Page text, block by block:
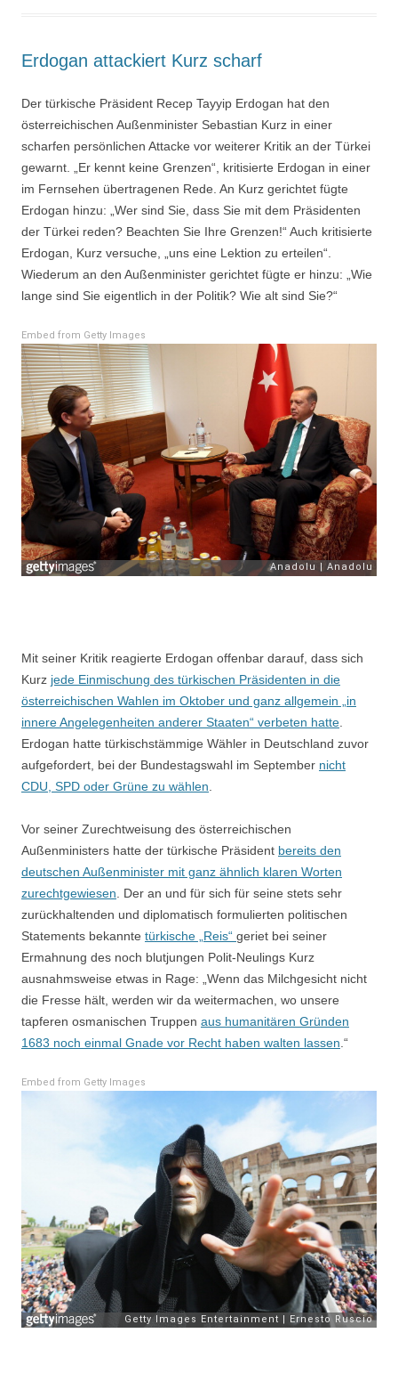
Erdogan attackiert Kurz scharf
Der türkische Präsident Recep Tayyip Erdogan hat den
österreichischen Außenminister Sebastian Kurz in einer
scharfen persönlichen Attacke vor weiterer Kritik an der Türkei
gewarnt. „Er kennt keine Grenzen“, kritisierte Erdogan in einer
im Fernsehen übertragenen Rede. An Kurz gerichtet fügte
Erdogan hinzu: „Wer sind Sie, dass Sie mit dem Präsidenten
der Türkei reden? Beachten Sie Ihre Grenzen!“ Auch kritisierte
Erdogan, Kurz versuche, „uns eine Lektion zu erteilen“.
Wiederum an den Außenminister gerichtet fügte er hinzu: „Wie
lange sind Sie eigentlich in der Politik? Wie alt sind Sie?“
Embed from Getty Images
Mit seiner Kritik reagierte Erdogan offenbar darauf, dass sich
Kurz jede Einmischung des türkischen Präsidenten in die
österreichischen Wahlen im Oktober und ganz allgemein „in
innere Angelegenheiten anderer Staaten“ verbeten hatte
Erdogan hatte türkischstämmige Wähler in Deutschland zuvor
aufgefordert, bei der Bundestagswahl im September nicht
CDU, SPD oder Grüne zu wählen
Vor seiner Zurechtweisung des österreichischen
Außenministers hatte der türkische Präsident bereits den
deutschen Außenminister mit ganz ähnlich klaren Worten
zurechtgewiesen . Der an und für sich für seine stets sehr
zurückhaltenden und diplomatisch formulierten politischen
Statements bekannte türkische „Reis“ geriet bei seiner
Ermahnung des noch blutjungen Polit-Neulings Kurz
ausnahmsweise etwas in Rage: „Wenn das Milchgesicht nicht
die Fresse hält, werden wir da weitermachen, wo unsere
tapferen osmanischen Truppen aus humanitären Gründen
1683 noch einmal Gnade vor Recht haben walten lassen .“
Embed from Getty Images